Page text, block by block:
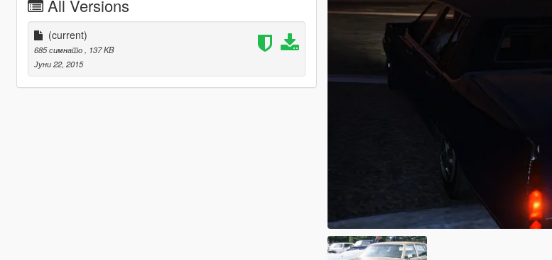
All Versions
(current)
685 симнато
, 137 KB
Јуни 22, 2015